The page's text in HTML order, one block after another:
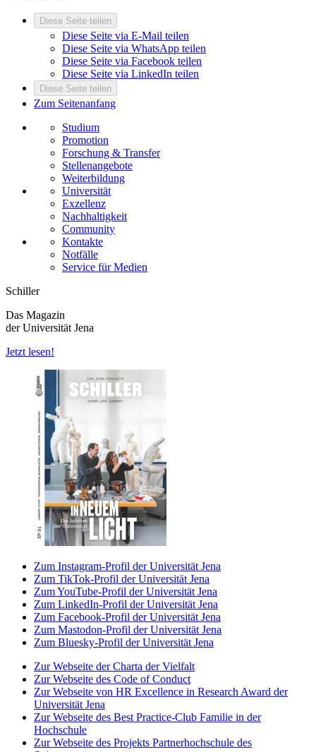
Diese Seite teilen
Diese Seite via E-Mail teilen
Diese Seite via WhatsApp teilen
Diese Seite via Facebook teilen
Diese Seite via LinkedIn teilen
Diese Seite teilen
Zum Seitenanfang
Studium
Promotion
Forschung & Transfer
Stellenangebote
Weiterbildung
Universität
Exzellenz
Nachhaltigkeit
Community
Kontakte
Notfälle
Service für Medien
Schiller
Das Magazin
der Universität Jena
Jetzt lesen!
Zum Instagram-Profil der Universität Jena
Zum TikTok-Profil der Universität Jena
Zum YouTube-Profil der Universität Jena
Zum LinkedIn-Profil der Universität Jena
Zum Facebook-Profil der Universität Jena
Zum Mastodon-Profil der Universität Jena
Zum Bluesky-Profil der Universität Jena
Zur Webseite der Charta der Vielfalt
Zur Webseite des Code of Conduct
Zur Webseite von HR Excellence in Research Award der
Universität Jena
Zur Webseite des Best Practice-Club Familie in der
Hochschule
Zur Webseite des Projekts Partnerhochschule des